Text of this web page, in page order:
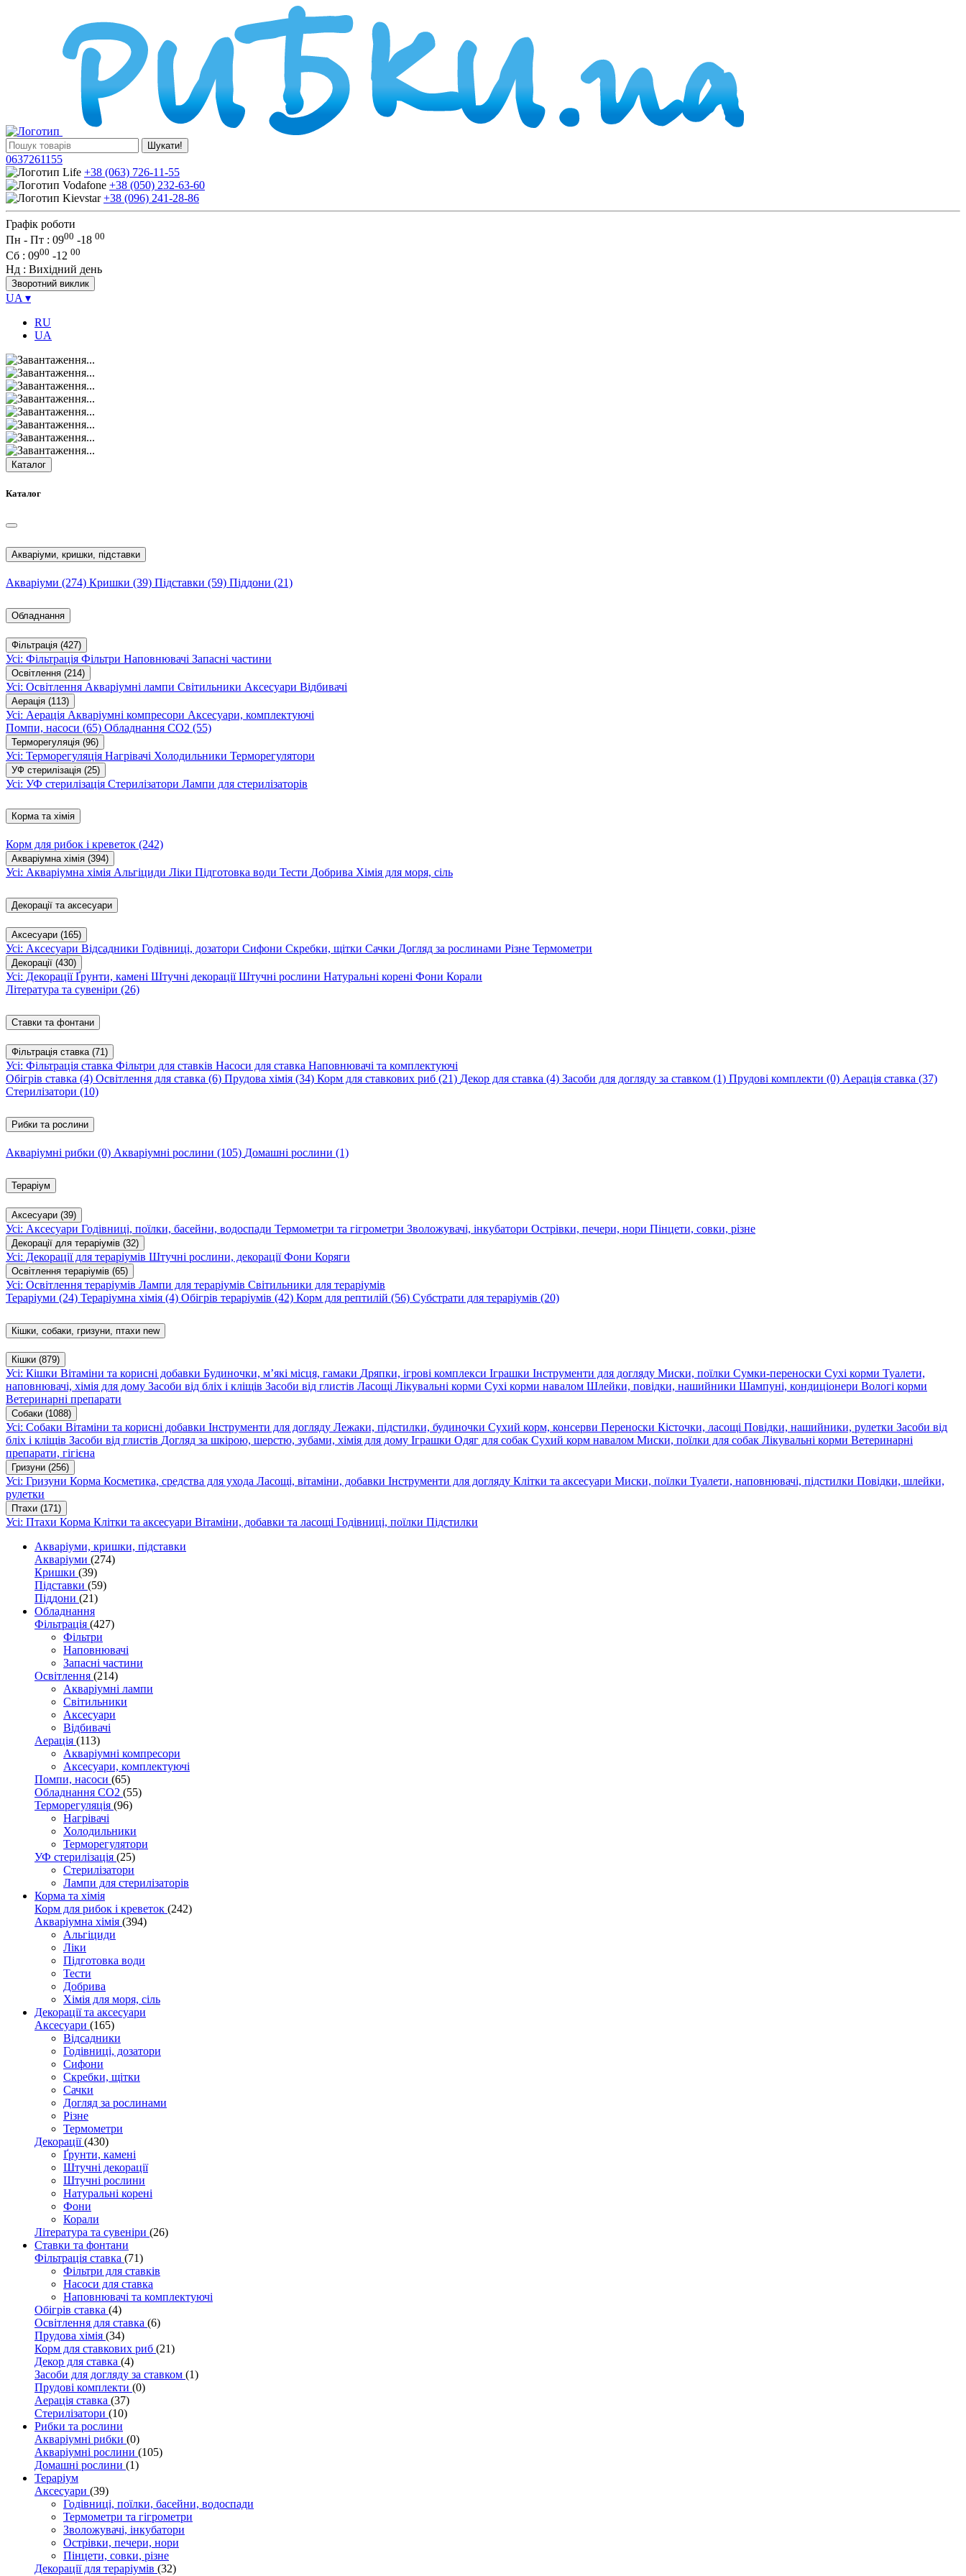
Шукати!
0637261155
+38 (063) 726-11-55
+38 (050) 232-63-60
+38 (096) 241-28-86
Графік роботи
Пн - Пт : 0900 -18 00
Сб : 0900 -12 00
Нд : Вихідний день
Зворотний виклик
UA ▾
RU
UA
Каталог
Каталог
Акваріуми, кришки, підставки
Акваріуми (274) Кришки (39) Підставки (59) Піддони (21)
Обладнання
Фільтрація (427)
Усі: Фільтрація Фільтри Наповнювачі Запасні частини
Освітлення (214)
Усі: Освітлення Акваріумні лампи Світильники Аксесуари Відбивачі
Аерація (113)
Усі: Аерація Акваріумні компресори Аксесуари, комплектуючі
Помпи, насоси (65) Обладнання CO2 (55)
Терморегуляція (96)
Усі: Терморегуляція Нагрівачі Холодильники Терморегулятори
УФ стерилізація (25)
Усі: УФ стерилізація Стерилізатори Лампи для стерилізаторів
Корма та хімія
Корм для рибок і креветок (242)
Акваріумна хімія (394)
Усі: Акваріумна хімія Альгіциди Ліки Підготовка води Тести Добрива Хімія для моря, сіль
Декорації та аксесуари
Аксесуари (165)
Усі: Аксесуари Відсадники Годівниці, дозатори Сифони Скребки, щітки Сачки Догляд за рослинами Різне Термометри
Декорації (430)
Усі: ДекораціїҐрунти, камені Штучні декораціїШтучні рослини Натуральні корені Фони Корали
Література та сувеніри (26)
Ставки та фонтани
Фільтрація ставка (71)
Усі: Фільтрація ставка Фільтри для ставків Насоси для ставка Наповнювачі та комплектуючі
Обігрів ставка (4) Освітлення для ставка (6) Прудова хімія (34) Корм для ставкових риб (21) Декор для ставка (4) Засоби для догляду за ставком (1) Прудові комплекти (0) Аерація ставка (37)
Стерилізатори (10)
Рибки та рослини
Акваріумні рибки (0) Акваріумні рослини (105) Домашні рослини (1)
Тераріум
Аксесуари (39)
Усі: Аксесуари Годівниці, поїлки, басейни, водоспади Термометри та гігрометри Зволожувачі, інкубатори Острівки, печери, нори Пінцети, совки, різне
Декорації для тераріумів (32)
Усі: Декорації для тераріумів Штучні рослини, декораціїФони Коряги
Освітлення тераріумів (65)
Усі: Освітлення тераріумів Лампи для тераріумів Світильники для тераріумів
Тераріуми (24) Тераріумна хімія (4) Обігрів тераріумів (42) Корм для рептилій (56) Субстрати для тераріумів (20)
Кішки, собаки, гризуни, птахи new
Кішки (879)
Усі: Кішки Вітаміни та корисні добавки Будиночки, м’які місця, гамаки Дряпки, ігрові комплекси Іграшки Інструменти для догляду Миски, поїлки Сумки-переноски Сухі корми Туалети,
наповнювачі, хімія для дому Засоби від бліх і кліщів Засоби від глистів Ласощі Лікувальні корми Сухі корми навалом Шлейки, повідки, нашийники Шампуні, кондиціонери Вологі корми
Ветеринарні препарати
Собаки (1088)
Усі: Собаки Вітаміни та корисні добавки Інструменти для догляду Лежаки, підстилки, будиночки Сухий корм, консерви Переноски Кісточки, ласощі Повідки, нашийники, рулетки Засоби від
бліх і кліщів Засоби від глистів Догляд за шкірою, шерстю, зубами, хімія для дому Іграшки Одяг для собак Сухий корм навалом Миски, поїлки для собак Лікувальні корми Ветеринарні
препарати, гігієна
Гризуни (256)
Усі: Гризуни Корма Косметика, средства для ухода Ласощі, вітаміни, добавки Інструменти для догляду Клітки та аксесуари Миски, поїлки Туалети, наповнювачі, підстилки Повідки, шлейки,
рулетки
Птахи (171)
Усі: Птахи Корма Клітки та аксесуари Вітаміни, добавки та ласощі Годівниці, поїлки Підстилки
Акваріуми, кришки, підставки
Акваріуми (274)
Кришки (39)
Підставки (59)
Піддони (21)
Обладнання
Фільтрація (427)
Фільтри
Наповнювачі
Запасні частини
Освітлення (214)
Акваріумні лампи
Світильники
Аксесуари
Відбивачі
Аерація (113)
Акваріумні компресори
Аксесуари, комплектуючі
Помпи, насоси (65)
Обладнання CO2 (55)
Терморегуляція (96)
Нагрівачі
Холодильники
Терморегулятори
УФ стерилізація (25)
Стерилізатори
Лампи для стерилізаторів
Корма та хімія
Корм для рибок і креветок (242)
Акваріумна хімія (394)
Альгіциди
Ліки
Підготовка води
Тести
Добрива
Хімія для моря, сіль
Декорації та аксесуари
Аксесуари (165)
Відсадники
Годівниці, дозатори
Сифони
Скребки, щітки
Сачки
Догляд за рослинами
Різне
Термометри
Декорації(430)
Ґрунти, камені
Штучні декорації
Штучні рослини
Натуральні корені
Фони
Корали
Література та сувеніри (26)
Ставки та фонтани
Фільтрація ставка (71)
Фільтри для ставків
Насоси для ставка
Наповнювачі та комплектуючі
Обігрів ставка (4)
Освітлення для ставка (6)
Прудова хімія (34)
Корм для ставкових риб (21)
Декор для ставка (4)
Засоби для догляду за ставком (1)
Прудові комплекти (0)
Аерація ставка (37)
Стерилізатори (10)
Рибки та рослини
Акваріумні рибки (0)
Акваріумні рослини (105)
Домашні рослини (1)
Тераріум
Аксесуари (39)
Годівниці, поїлки, басейни, водоспади
Термометри та гігрометри
Зволожувачі, інкубатори
Острівки, печери, нори
Пінцети, совки, різне
Декорації для тераріумів (32)